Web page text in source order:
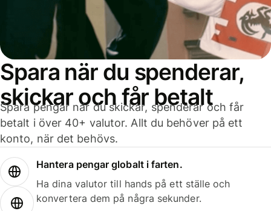
Spara när du spenderar,
skickar och får betalt
Spara pengar när du skickar, spenderar och får
betalt i över 40+ valutor. Allt du behöver på ett
konto, när det behövs.
Hantera pengar globalt i farten.
Ha dina valutor till hands på ett ställe och
konvertera dem på några sekunder.